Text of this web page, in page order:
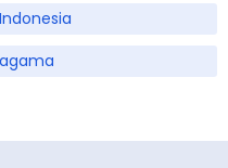
Indonesia
agama